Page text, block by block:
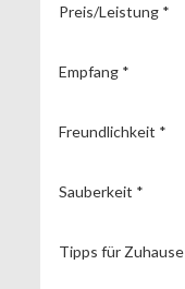
Preis/Leistung *
Empfang *
Freundlichkeit *
Sauberkeit *
Tipps für Zuhause